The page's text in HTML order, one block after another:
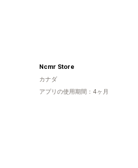
Ncmr Store
カナダ
アプリの使用期間：4ヶ月